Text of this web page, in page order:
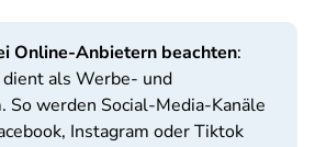
Online-Anbietern beachten:
als Werbe- und
So werden Social-Media-Kanäle
Instagram oder Tiktok